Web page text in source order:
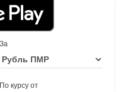
За
По курсу от